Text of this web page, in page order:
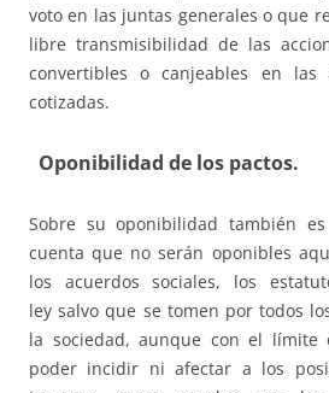
voto en las juntas generales o que
libre transmisibilidad de las
convertibles o canjeables en las
cotizadas.
Oponibilidad de los pactos.
Sobre su oponibilidad también
cuenta que no serán oponibles
los acuerdos sociales, los
ley salvo que se tomen por todos
la sociedad, aunque con el límite
poder incidir ni afectar a los